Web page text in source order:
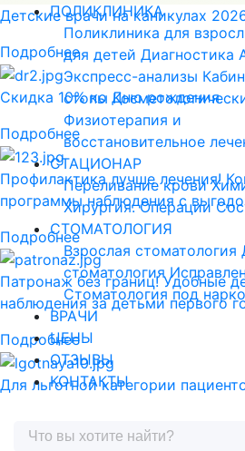
Детские врачи на каникулах
Подробнее
Скидка 10% ко Дню рождения
Подробнее
Профилактика лучше лечения!
программы наблюдения с
Подробнее
Патронаж без границ! Удобные
наблюдения за детьми первого
Подробнее
Для льготной категории
ПОЛИКЛИНИКА
Поликлиника для
для детей Диагностика
Экспресс-анализы
стопы
Физиотерапия и
восстановительное
СТАЦИОНАР
Переливание крови
Хирургия. Операции
СТОМАТОЛОГИЯ
Взрослая стоматология
стоматология
Стоматология под
ВРАЧИ
ЦЕНЫ
ОТЗЫВЫ
КОНТАКТЫ